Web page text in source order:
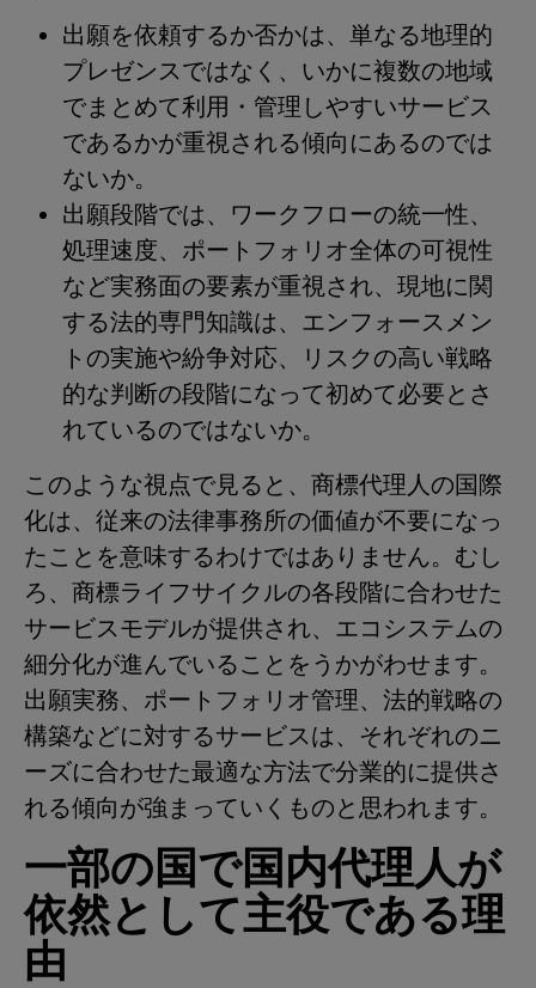
出願を依頼するか否かは、単なる地理的
プレゼンスではなく、いかに複数の地域
でまとめて利用・管理しやすいサービス
であるかが重視される傾向にあるのでは
ないか。
出願段階では、ワークフローの統一性、
処理速度、ポートフォリオ全体の可視性
など実務面の要素が重視され、現地に関
する法的専門知識は、エンフォースメン
トの実施や紛争対応、リスクの高い戦略
的な判断の段階になって初めて必要とさ
れているのではないか。
このような視点で見ると、商標代理人の国際
化は、従来の法律事務所の価値が不要になっ
たことを意味するわけではありません。むし
ろ、商標ライフサイクルの各段階に合わせた
サービスモデルが提供され、エコシステムの
細分化が進んでいることをうかがわせます。
出願実務、ポートフォリオ管理、法的戦略の
構築などに対するサービスは、それぞれのニ
ーズに合わせた最適な方法で分業的に提供さ
れる傾向が強まっていくものと思われます。
一部の国で国内代理人が
依然として主役である理
由